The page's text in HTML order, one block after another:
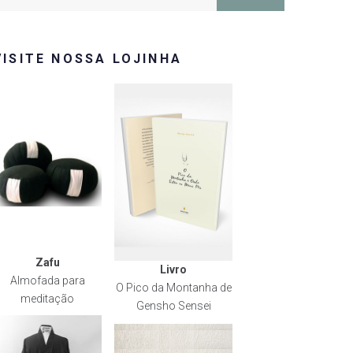
NOSSA LOJINHA
Zafu
Almofada para
meditação
Livro
O Pico da Montanha de
Gensho Sensei